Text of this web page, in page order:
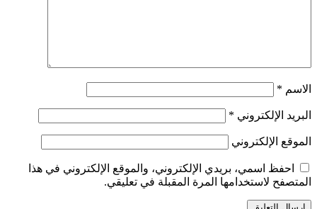
الاسم *
البريد الإلكتروني *
الموقع الإلكتروني
احفظ اسمي، بريدي الإلكتروني، والموقع الإلكتروني في هذا
المتصفح لاستخدامها المرة المقبلة في تعليقي.